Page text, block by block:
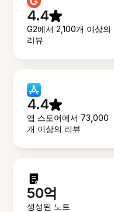
4.4
G2에서 2,100개 이상의
리뷰
4.4
앱 스토어에서 73,000
개 이상의 리뷰
50억
생성된 노트